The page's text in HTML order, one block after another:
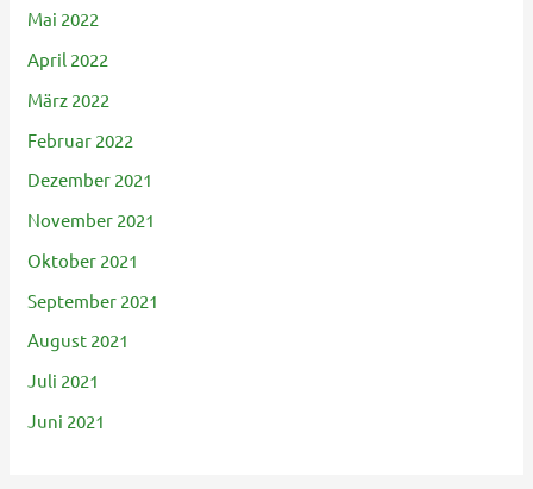
Mai 2022
April 2022
März 2022
Februar 2022
Dezember 2021
November 2021
Oktober 2021
September 2021
August 2021
Juli 2021
Juni 2021